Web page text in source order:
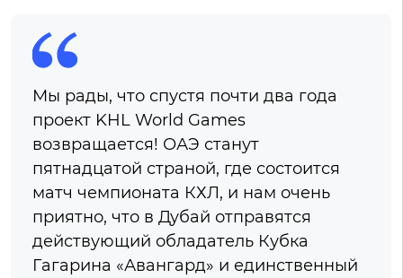
Мы рады, что спустя почти два года
проект KHL World Games
возвращается! ОАЭ станут
пятнадцатой страной, где состоится
матч чемпионата КХЛ, и нам очень
приятно, что в Дубай отправятся
действующий обладатель Кубка
Гагарина «Авангард» и единственный